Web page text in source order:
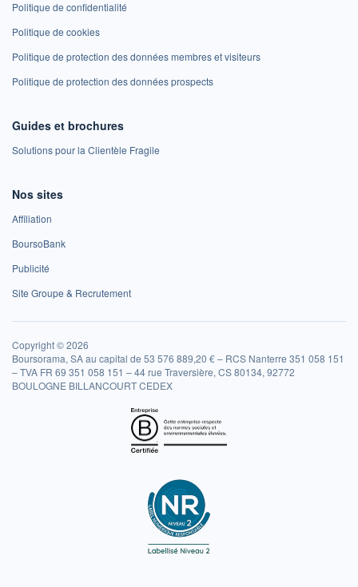
Politique de confidentialité
Politique de cookies
Politique de protection des données membres et visiteurs
Politique de protection des données prospects
Guides et brochures
Solutions pour la Clientèle Fragile
Nos sites
Affiliation
BoursoBank
Publicité
Site Groupe & Recrutement
Copyright © 2026
Boursorama, SA au capital de 53 576 889,20 € – RCS Nanterre 351 058 151
– TVA FR 69 351 058 151 – 44 rue Traversière, CS 80134, 92772
BOULOGNE BILLANCOURT CEDEX